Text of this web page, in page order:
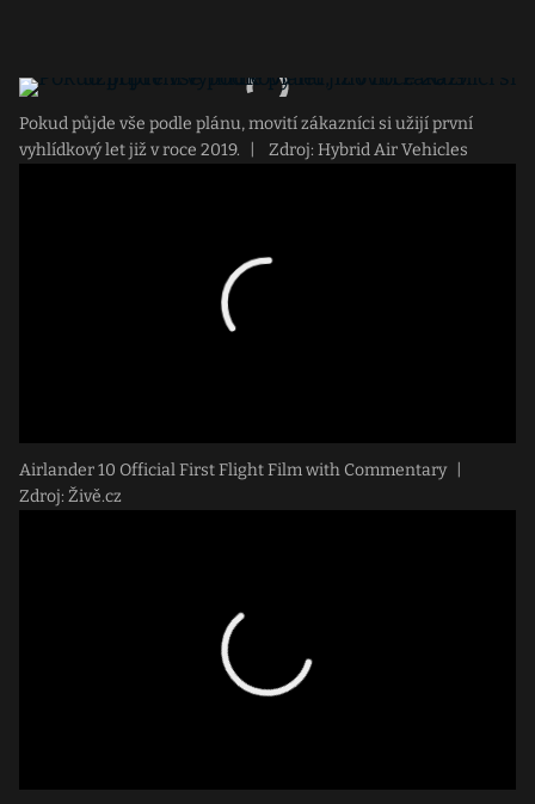
Pokud půjde vše podle plánu, movití zákazníci si užijí první
vyhlídkový let již v roce 2019.
Zdroj: Hybrid Air Vehicles
Airlander 10 Official First Flight Film with Commentary
Zdroj: Živě.cz